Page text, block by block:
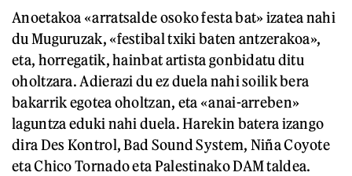
Anoetakoa «arratsalde osoko festa bat» izatea nahi
du Muguruzak, «festibal txiki baten antzerakoa»,
eta, horregatik, hainbat artista gonbidatu ditu
oholtzara. Adierazi du ez duela nahi soilik bera
bakarrik egotea oholtzan, eta «anai-arreben»
laguntza eduki nahi duela. Harekin batera izango
dira Des Kontrol, Bad Sound System, Niña Coyote
eta Chico Tornado eta Palestinako DAM taldea.